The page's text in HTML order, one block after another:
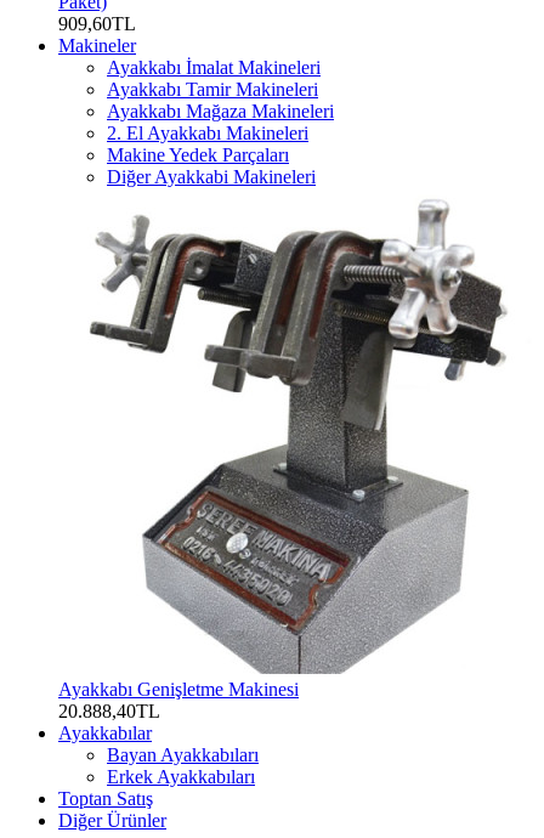
909,60TL
Makineler
Ayakkabı İmalat Makineleri
Ayakkabı Tamir Makineleri
Ayakkabı Mağaza Makineleri
2. El Ayakkabı Makineleri
Makine Yedek Parçaları
Diğer Ayakkabi Makineleri
Ayakkabı Genişletme Makinesi
20.888,40TL
Ayakkabılar
Bayan Ayakkabıları
Erkek Ayakkabıları
Toptan Satış
Diğer Ürünler